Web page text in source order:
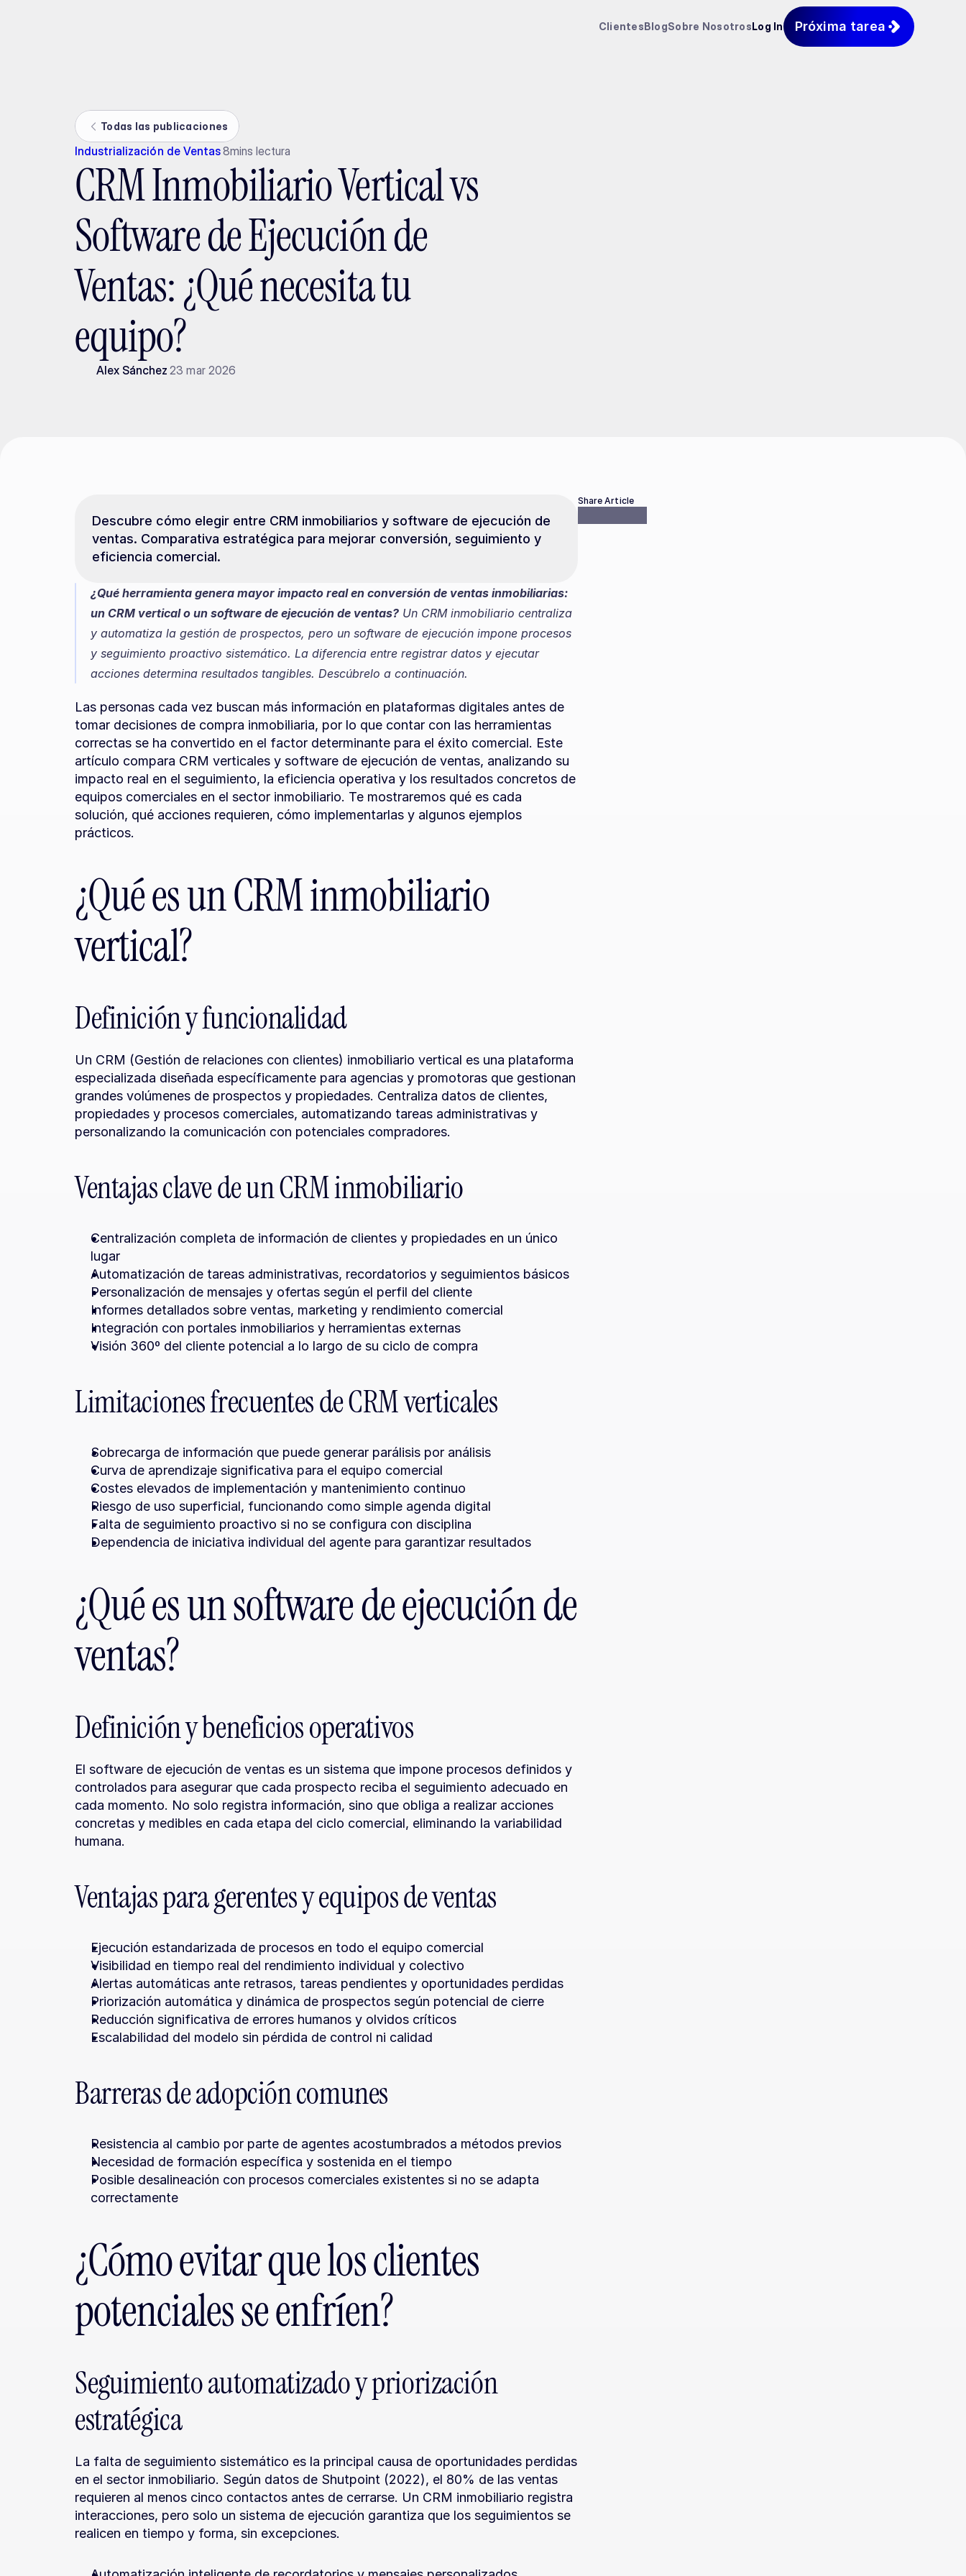
ClientesBlogSobre NosotrosLog In Próxima tarea
Todas las publicaciones
Industrialización de Ventas8mins lectura
CRM Inmobiliario Vertical vs
Software de Ejecución de
Ventas: ¿Qué necesita tu
equipo?
Alex Sánchez 23 mar 2026
Descubre cómo elegir entre CRM inmobiliarios y software de ejecución de
ventas. Comparativa estratégica para mejorar conversión, seguimiento y
eficiencia comercial.
¿Qué herramienta genera mayor impacto real en conversión de ventas inmobiliarias:
un CRM vertical o un software de ejecución de ventas? Un CRM inmobiliario centraliza
y automatiza la gestión de prospectos, pero un software de ejecución impone procesos
y seguimiento proactivo sistemático. La diferencia entre registrar datos y ejecutar
acciones determina resultados tangibles. Descúbrelo a continuación.
Las personas cada vez buscan más información en plataformas digitales antes de
tomar decisiones de compra inmobiliaria, por lo que contar con las herramientas
correctas se ha convertido en el factor determinante para el éxito comercial. Este
artículo compara CRM verticales y software de ejecución de ventas, analizando su
impacto real en el seguimiento, la eficiencia operativa y los resultados concretos de
equipos comerciales en el sector inmobiliario. Te mostraremos qué es cada
solución, qué acciones requieren, cómo implementarlas y algunos ejemplos
prácticos.
¿Qué es un CRM inmobiliario
vertical?
Definición y funcionalidad
Un CRM (Gestión de relaciones con clientes) inmobiliario vertical es una plataforma
especializada diseñada específicamente para agencias y promotoras que gestionan
grandes volúmenes de prospectos y propiedades. Centraliza datos de clientes,
propiedades y procesos comerciales, automatizando tareas administrativas y
personalizando la comunicación con potenciales compradores.
Ventajas clave de un CRM inmobiliario
Centralización completa de información de clientes y propiedades en un único
lugar
Automatización de tareas administrativas, recordatorios y seguimientos básicos
Personalización de mensajes y ofertas según el perfil del cliente
Informes detallados sobre ventas, marketing y rendimiento comercial
Integración con portales inmobiliarios y herramientas externas
Visión 360º del cliente potencial a lo largo de su ciclo de compra
Limitaciones frecuentes de CRM verticales
Sobrecarga de información que puede generar parálisis por análisis
Curva de aprendizaje significativa para el equipo comercial
Costes elevados de implementación y mantenimiento continuo
Riesgo de uso superficial, funcionando como simple agenda digital
Falta de seguimiento proactivo si no se configura con disciplina
Dependencia de iniciativa individual del agente para garantizar resultados
¿Qué es un software de ejecución de
ventas?
Definición y beneficios operativos
El software de ejecución de ventas es un sistema que impone procesos definidos y
controlados para asegurar que cada prospecto reciba el seguimiento adecuado en
cada momento. No solo registra información, sino que obliga a realizar acciones
concretas y medibles en cada etapa del ciclo comercial, eliminando la variabilidad
humana.
Ventajas para gerentes y equipos de ventas
Ejecución estandarizada de procesos en todo el equipo comercial
Visibilidad en tiempo real del rendimiento individual y colectivo
Alertas automáticas ante retrasos, tareas pendientes y oportunidades perdidas
Priorización automática y dinámica de prospectos según potencial de cierre
Reducción significativa de errores humanos y olvidos críticos
Escalabilidad del modelo sin pérdida de control ni calidad
Barreras de adopción comunes
Resistencia al cambio por parte de agentes acostumbrados a métodos previos
Necesidad de formación específica y sostenida en el tiempo
Posible desalineación con procesos comerciales existentes si no se adapta
correctamente
¿Cómo evitar que los clientes
potenciales se enfríen?
Seguimiento automatizado y priorización
estratégica
La falta de seguimiento sistemático es la principal causa de oportunidades perdidas
en el sector inmobiliario. Según datos de Shutpoint (2022), el 80% de las ventas
requieren al menos cinco contactos antes de cerrarse. Un CRM inmobiliario registra
interacciones, pero solo un sistema de ejecución garantiza que los seguimientos se
realicen en tiempo y forma, sin excepciones.
Share Article